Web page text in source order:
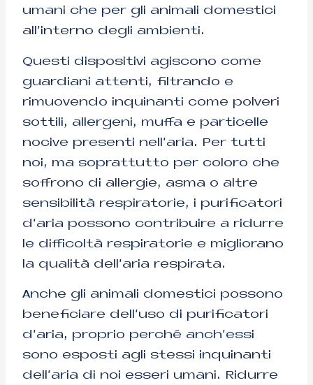
umani che per gli animali domestici
all’interno degli ambienti.
Questi dispositivi agiscono come
guardiani attenti, filtrando e
rimuovendo inquinanti come polveri
sottili, allergeni, muffa e particelle
nocive presenti nell’aria. Per tutti
noi, ma soprattutto per coloro che
soffrono di allergie, asma o altre
sensibilità respiratorie, i purificatori
d’aria possono contribuire a ridurre
le difficoltà respiratorie e migliorano
la qualità dell’aria respirata.
Anche gli animali domestici possono
beneficiare dell’uso di purificatori
d’aria, proprio perché anch’essi
sono esposti agli stessi inquinanti
dell’aria di noi esseri umani. Ridurre